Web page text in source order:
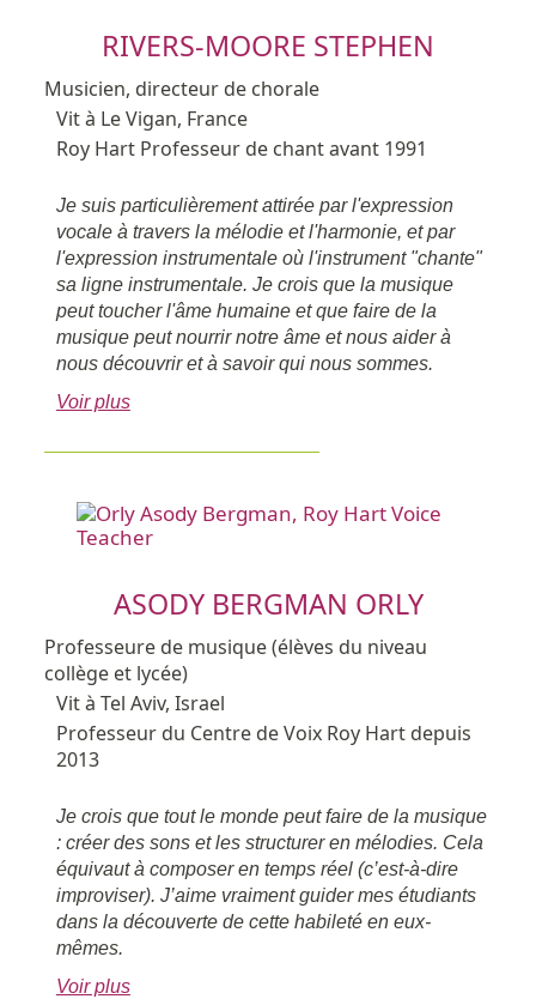
RIVERS-MOORE STEPHEN
Musicien, directeur de chorale
Vit à Le Vigan, France
Roy Hart Professeur de chant avant 1991
Je suis particulièrement attirée par l'expression
vocale à travers la mélodie et l'harmonie, et par
l'expression instrumentale où l'instrument "chante"
sa ligne instrumentale. Je crois que la musique
peut toucher l'âme humaine et que faire de la
musique peut nourrir notre âme et nous aider à
nous découvrir et à savoir qui nous sommes.
Voir plus
ASODY BERGMAN ORLY
Professeure de musique (élèves du niveau
collège et lycée)
Vit à Tel Aviv, Israel
Professeur du Centre de Voix Roy Hart depuis
2013
Je crois que tout le monde peut faire de la musique
: créer des sons et les structurer en mélodies. Cela
équivaut à composer en temps réel (c’est-à-dire
improviser). J’aime vraiment guider mes étudiants
dans la découverte de cette habileté en eux-
mêmes.
Voir plus